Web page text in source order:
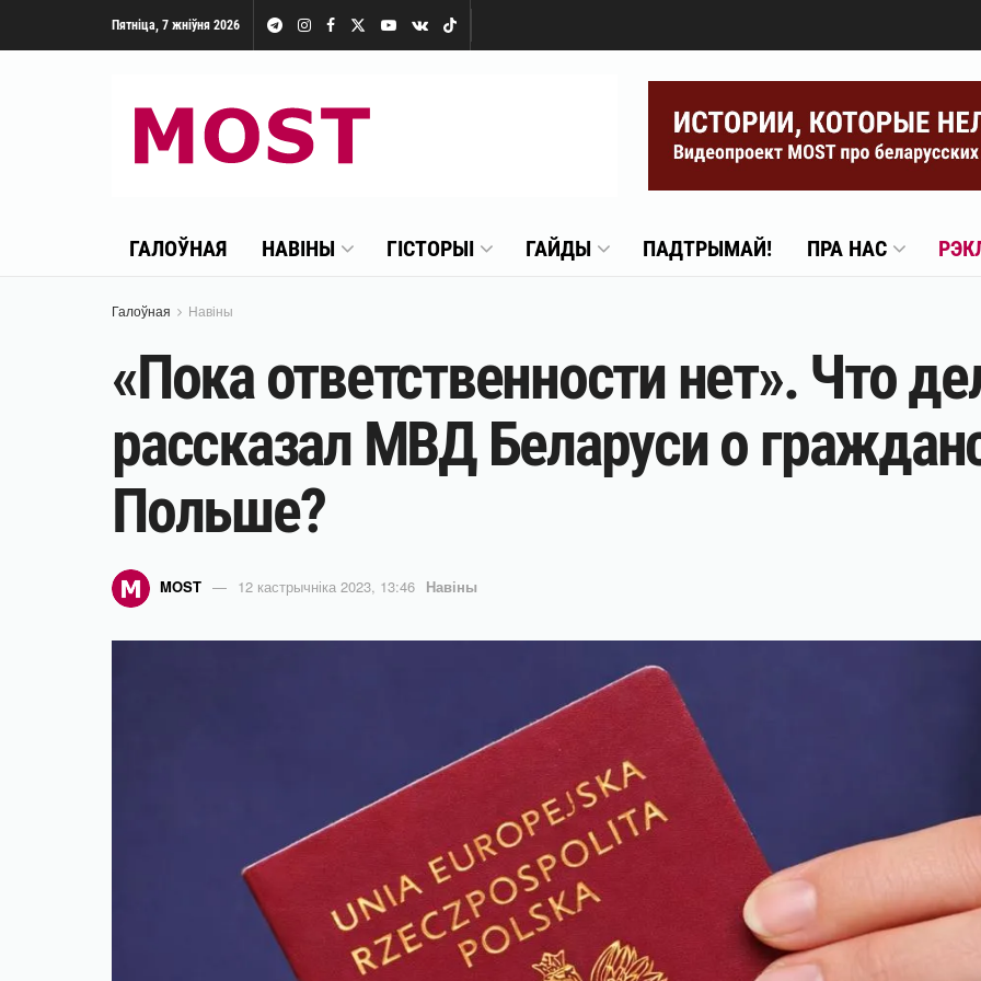
Пятніца, 7 жніўня 2026
ГАЛОЎНАЯ НАВІНЫ ГІСТОРЫІ ГАЙДЫ ПАДТРЫМАЙ! ПРА НАС
Галоўная Навіны
«Пока ответственности нет». Что
рассказал МВД Беларуси о
Польше?
MOST 12 кастрычніка 2023, 13:46 Навіны